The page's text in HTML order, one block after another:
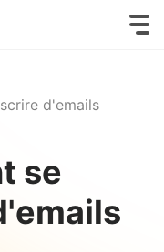
d'emails
se